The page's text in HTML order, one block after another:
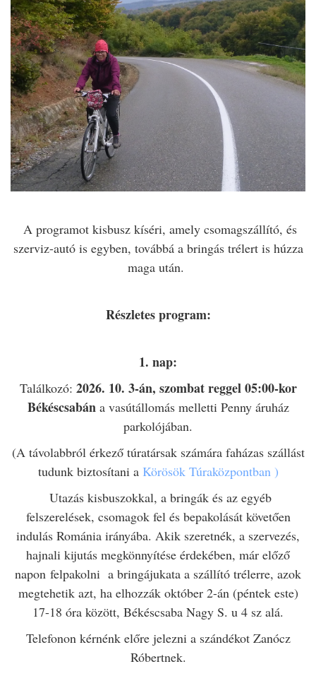
A programot kisbusz kíséri, amely csomagszállító, és
szerviz-autó is egyben, továbbá a bringás trélert is húzza
maga után.
Részletes program:
1. nap:
Találkozó: 2026. 10. 3-án, szombat reggel 05:00-kor
Békéscsabána vasútállomás melletti Penny áruház
parkolójában.
(A távolabbról érkező túratársak számára faházas szállást
tudunk biztosítani aKörösök Túraközpontban )
Utazás kisbuszokkal, a bringák és az egyéb
felszerelések, csomagok fel és bepakolását követően
indulás Románia irányába. Akik szeretnék, a szervezés,
hajnali kijutás megkönnyítése érdekében, már előző
napon felpakolni a bringájukata a szállító trélerre, azok
megtehetik azt, ha elhozzák október 2-án (péntek este)
17-18 óra között, Békéscsaba Nagy S. u 4 sz alá.
Telefonon kérnénk előre jelezni a szándékot Zanócz
Róbertnek.